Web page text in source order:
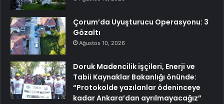
Çorum’da Uyuşturucu Operasyonu: 3
Gözaltı
Ağustos 10, 2026
Doruk Madencilik işçileri, Enerji ve
Tabii Kaynaklar Bakanlığı önünde:
“Protokolde yazılanlar ödeninceye
kadar Ankara’dan ayrılmayacağız”